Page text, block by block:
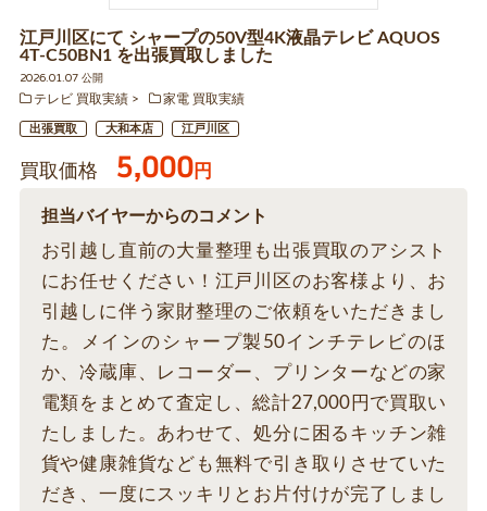
江戸川区にて シャープの50V型4K液晶テレビ AQUOS
4T-C50BN1 を出張買取しました
2026.01.07 公開
テレビ 買取実績
家電 買取実績
出張買取 大和本店 江戸川区
買取価格 5,000円
担当バイヤーからのコメント
お引越し直前の大量整理も出張買取のアシスト
にお任せください！江戸川区のお客様より、お
引越しに伴う家財整理のご依頼をいただきまし
た。メインのシャープ製50インチテレビのほ
か、冷蔵庫、レコーダー、プリンターなどの家
電類をまとめて査定し、総計27,000円で買取い
たしました。あわせて、処分に困るキッチン雑
貨や健康雑貨なども無料で引き取りさせていた
だき、一度にスッキリとお片付けが完了しまし